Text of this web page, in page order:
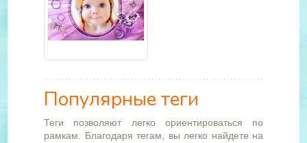
Популярные теги
Теги позволяют легко ориентироваться по
рамкам. Благодаря тегам, вы легко найдете на